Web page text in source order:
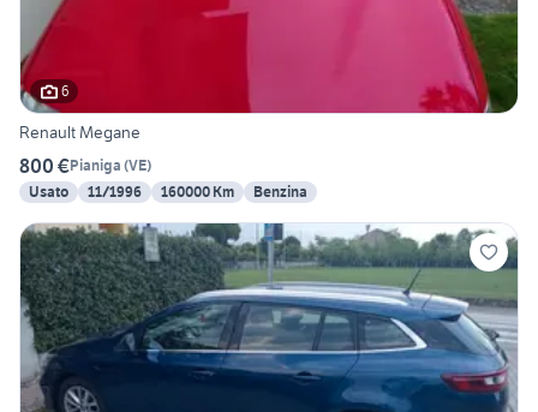
6
Renault Megane
800 €Pianiga (VE)
Usato
11/1996 160000 Km Benzina